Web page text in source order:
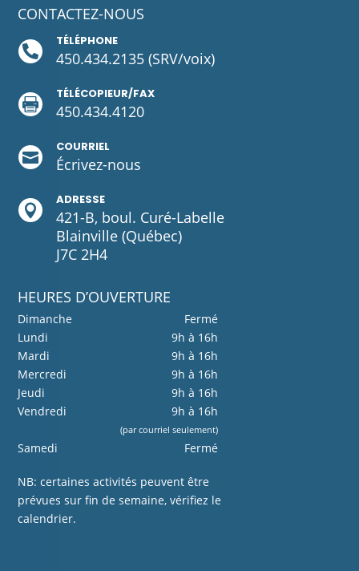
CONTACTEZ-NOUS

TÉLÉPHONE
450.434.2135 (SRV/voix)

TÉLÉCOPIEUR/FAX
450.434.4120

COURRIEL
Écrivez-nous

ADRESSE
421-B, boul. Curé-Labelle
Blainville (Québec)
J7C 2H4
HEURES D’OUVERTURE
Dimanche
Fermé
Lundi
9h à 16h
Mardi
9h à 16h
Mercredi
9h à 16h
Jeudi
9h à 16h
Vendredi
9h à 16h
(par courriel seulement)
Samedi Fermé
NB: certaines activités peuvent être
prévues sur fin de semaine, vérifiez le
calendrier.